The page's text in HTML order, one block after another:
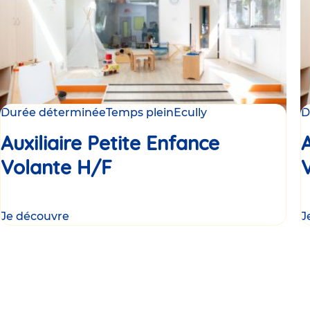
Durée déterminéeTemps pleinEcully
Auxiliaire Petite Enfance
Volante H/F
Je découvre